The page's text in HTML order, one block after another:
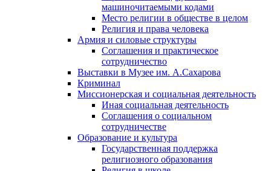
машиночитаемыми кодами
Место религии в обществе в целом
Религия и права человека
Армия и силовые структуры
Соглашения и практическое
сотрудничество
Выставки в Музее им. А.Сахарова
Криминал
Миссионерская и социальная деятельность
Иная социальная деятельность
Соглашения о социальном
сотрудничестве
Образование и культура
Государственная поддержка
религиозного образования